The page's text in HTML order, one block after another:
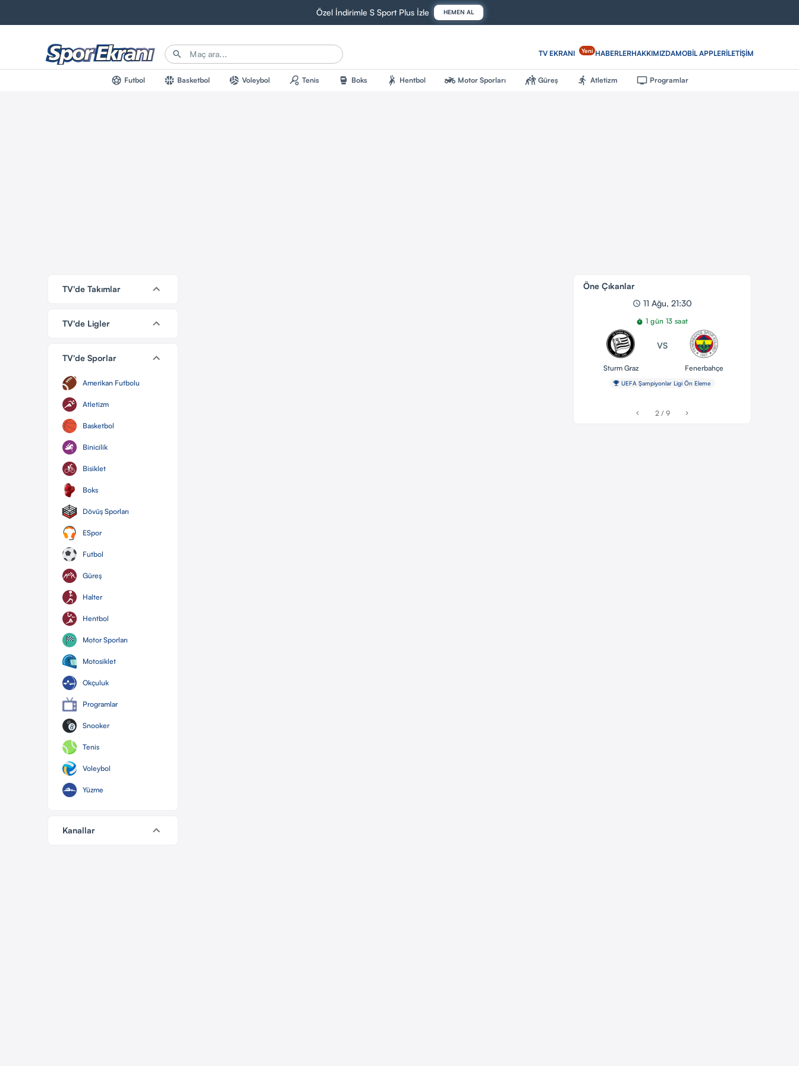
Özel İndirimle S Sport Plus İzle HEMEN AL
TV EKRANI Yeni HABERLERHAKKIMIZDAMOBİL APPLERİLETİŞİM
Futbol Basketbol Voleybol Tenis Boks Hentbol Motor Sporları Güreş Atletizm Programlar
TV'de Takımlar
TV'de Ligler
TV'de Sporlar
Amerikan Futbolu
Atletizm
Basketbol
Binicilik
Bisiklet
Boks
Dövüş Sporları
ESpor
Futbol
Güreş
Halter
Hentbol
Motor Sporları
Motosiklet
Okçuluk
Programlar
Snooker
Tenis
Voleybol
Yüzme
Kanallar
Öne Çıkanlar
11 Ağu, 21:30
1 gün 13 saat
Sturm Graz
VS
Fenerbahçe
UEFA Şampiyonlar Ligi Ön Eleme
2 / 9